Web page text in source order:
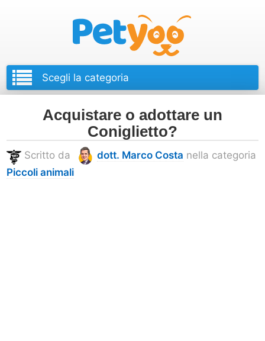
Acquistare o adottare un
Coniglietto?
Scritto da dott. Marco Costa nella categoria
Piccoli animali